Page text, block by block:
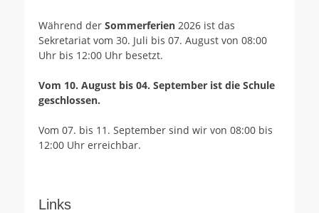
Während der Sommerferien 2026 ist das
Sekretariat vom 30. Juli bis 07. August von 08:00
Uhr bis 12:00 Uhr besetzt.
Vom 10. August bis 04. September ist die Schule
geschlossen.
Vom 07. bis 11. September sind wir von 08:00 bis
12:00 Uhr erreichbar.
Links